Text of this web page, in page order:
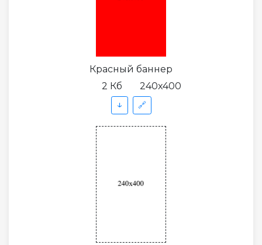
Красный баннер
2 Кб
240x400
↓ 🔗